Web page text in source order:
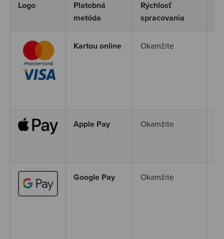
Logo
Platobná
metóda
Rýchlosť
spracovania
Kartou online Okamžite
Apple Pay Okamžite
Google Pay Okamžite